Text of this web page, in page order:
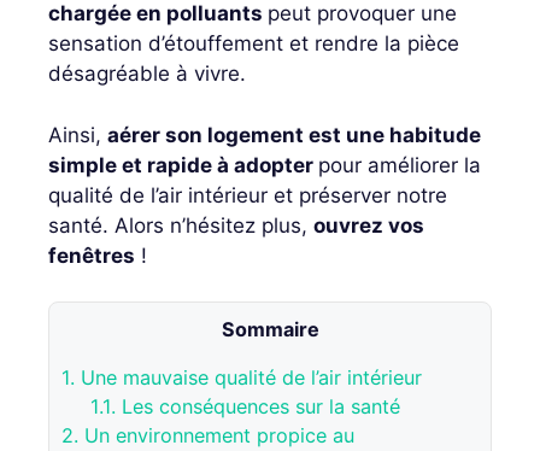
chargée en polluants peut provoquer une
sensation d’étouffement et rendre la pièce
désagréable à vivre.
Ainsi, aérer son logement est une habitude
simple et rapide à adopter pour améliorer la
qualité de l’air intérieur et préserver notre
santé. Alors n’hésitez plus, ouvrez vos
fenêtres !
Sommaire
1. Une mauvaise qualité de l’air intérieur
1.1. Les conséquences sur la santé
2. Un environnement propice au